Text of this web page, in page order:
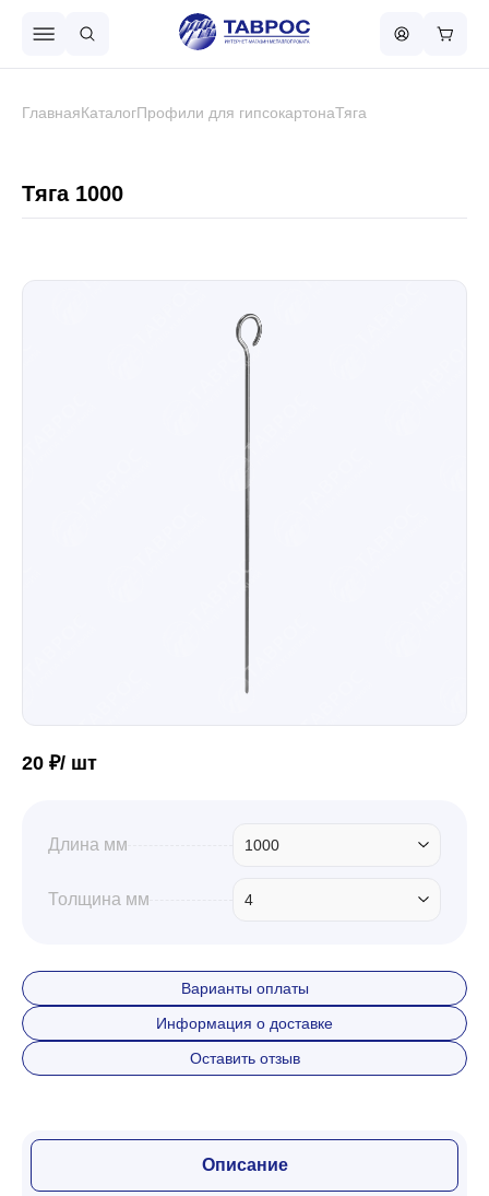
Металлический штакетник
Водосточная система
Профили для гипсокартона
Дача и сад
ГлавнаяКаталогПрофили для гипсокартонаТяга
Тяга 1000
20 ₽/ шт
Длина мм 1000
Толщина мм 4
Варианты оплаты
Информация о доставке
Оставить отзыв
Описание